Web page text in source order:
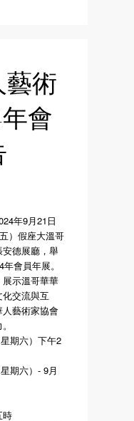
藝術
會
年9月21日
）假座大溫哥
德展廳，舉
會員年展。
示溫哥華華
交流與互
藝術家協會
期六）下午2
期六）- 9月
時